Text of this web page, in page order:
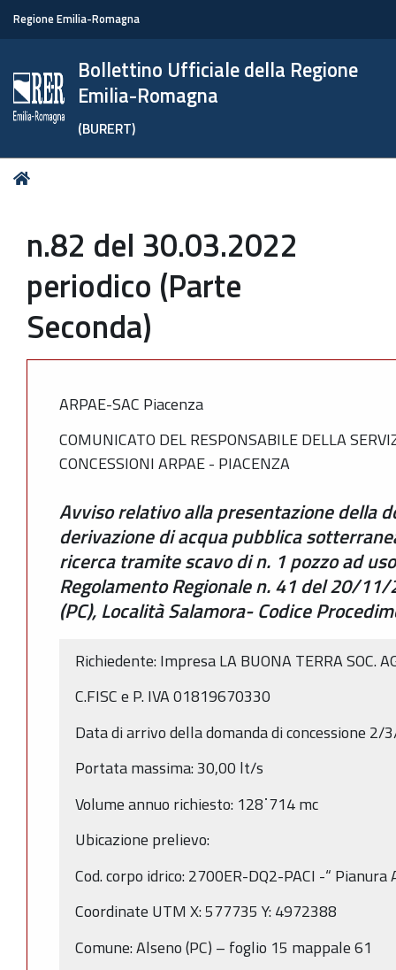
Regione Emilia-Romagna
Bollettino Ufficiale della Regione
Emilia-Romagna
(BURERT)
Tu
n.82 del 30.03.2022
periodico (Parte
Seconda)
ARPAE-SAC Piacenza
COMUNICATO DEL RESPONSABILE DELLA
CONCESSIONI ARPAE - PIACENZA
Avviso relativo alla presentazione della
derivazione di acqua pubblica
ricerca tramite scavo di n. 1 pozzo ad
Regolamento Regionale n. 41 del 20/
(PC), Località Salamora- Codice
Richiedente: Impresa LA BUONA TERRA SOC.
C.FISC e P. IVA 01819670330
Data di arrivo della domanda di concessione 2/
Portata massima: 30,00 lt/s
Volume annuo richiesto: 128˙714 mc
Ubicazione prelievo:
Cod. corpo idrico: 2700ER-DQ2-PACI -“
Coordinate UTM X: 577735 Y: 4972388
Comune: Alseno (PC) – foglio 15 mappale 61